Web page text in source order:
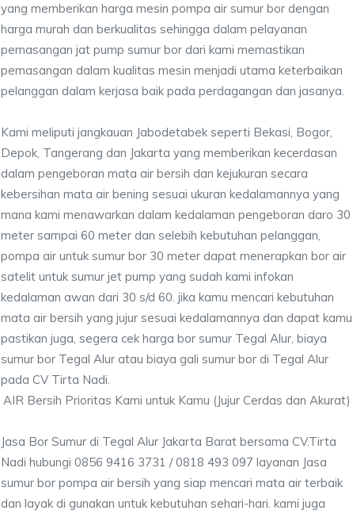
yang memberikan harga mesin pompa air sumur bor dengan
harga murah dan berkualitas sehingga dalam pelayanan
pemasangan jat pump sumur bor dari kami memastikan
pemasangan dalam kualitas mesin menjadi utama keterbaikan
pelanggan dalam kerjasa baik pada perdagangan dan jasanya.
Kami meliputi jangkauan Jabodetabek seperti Bekasi, Bogor,
Depok, Tangerang dan Jakarta yang memberikan kecerdasan
dalam pengeboran mata air bersih dan kejukuran secara
kebersihan mata air bening sesuai ukuran kedalamannya yang
mana kami menawarkan dalam kedalaman pengeboran daro 30
meter sampai 60 meter dan selebih kebutuhan pelanggan,
pompa air untuk sumur bor 30 meter dapat menerapkan bor air
satelit untuk sumur jet pump yang sudah kami infokan
kedalaman awan dari 30 s/d 60. jika kamu mencari kebutuhan
mata air bersih yang jujur sesuai kedalamannya dan dapat kamu
pastikan juga, segera cek harga bor sumur Tegal Alur, biaya
sumur bor Tegal Alur atau biaya gali sumur bor di Tegal Alur
pada CV Tirta Nadi.
AIR Bersih Prioritas Kami untuk Kamu (Jujur Cerdas dan Akurat)
Jasa Bor Sumur di Tegal Alur Jakarta Barat bersama CV.Tirta
Nadi hubungi 0856 9416 3731 / 0818 493 097 layanan Jasa
sumur bor pompa air bersih yang siap mencari mata air terbaik
dan layak di gunakan untuk kebutuhan sehari-hari. kami juga